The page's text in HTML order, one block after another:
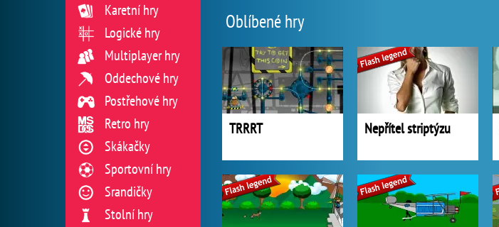
Oblíbené hry
TRRRT Nepřítel striptýzu
Karetní hry
Logické hry
Multiplayer hry
Oddechové hry
Postřehové hry
Retro hry
Skákačky
Sportovní hry
Srandičky
Stolní hry